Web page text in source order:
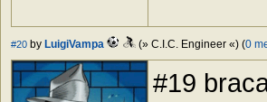
#20 by LuigiVampa (» C.I.C. Engineer «) (0
#19